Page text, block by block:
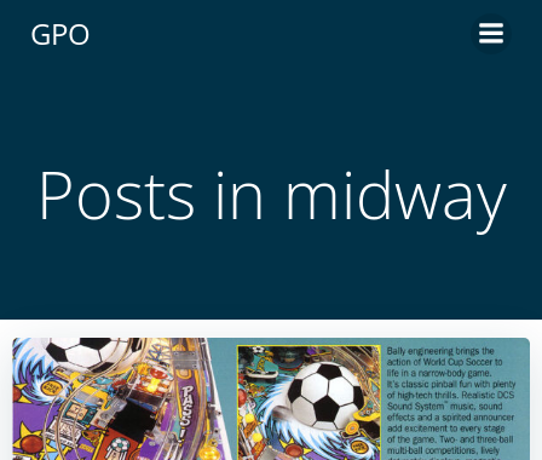
GPO
Posts in midway